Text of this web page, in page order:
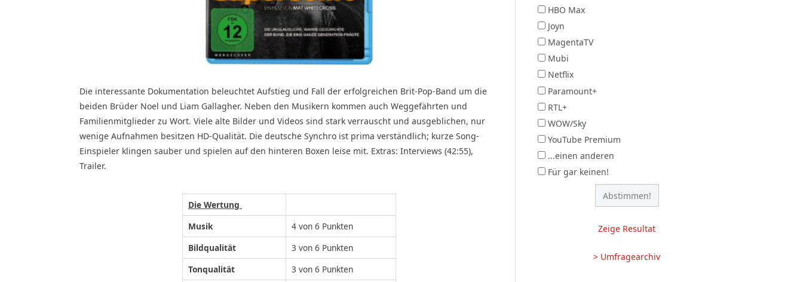
Die interessante Dokumentation beleuchtet Aufstieg und Fall der erfolgreichen Brit-Pop-Band um die
beiden Brüder Noel und Liam Gallagher. Neben den Musikern kommen auch Weggefährten und
Familienmitglieder zu Wort. Viele alte Bilder und Videos sind stark verrauscht und ausgeblichen, nur
wenige Aufnahmen besitzen HD-Qualität. Die deutsche Synchro ist prima verständlich; kurze Song-
Einspieler klingen sauber und spielen auf den hinteren Boxen leise mit. Extras: Interviews (42:55),
Trailer.
Die Wertung
Musik
4 von 6 Punkten
Bildqualität
3 von 6 Punkten
Tonqualität
3 von 6 Punkten
HBO Max
Joyn
MagentaTV
Mubi
Netflix
Paramount+
RTL+
WOW/Sky
YouTube Premium
...einen anderen
Für gar keinen!
Zeige Resultat
> Umfragearchiv